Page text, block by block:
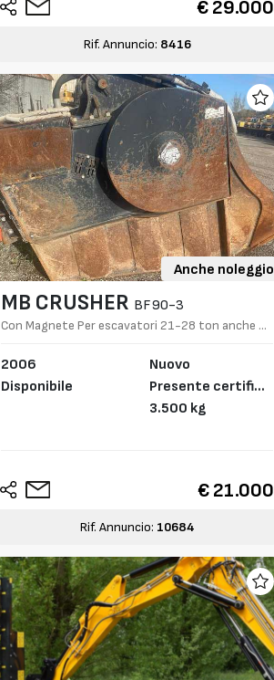
€ 29.000
Rif. Annuncio: 8416
Anche noleggio
MB CRUSHER BF90-3
Con Magnete Per escavatori 21-28 ton anche a
2006
Disponibile
Nuovo
Presente certifica
to CE
3.500 kg
€ 21.000
Rif. Annuncio: 10684